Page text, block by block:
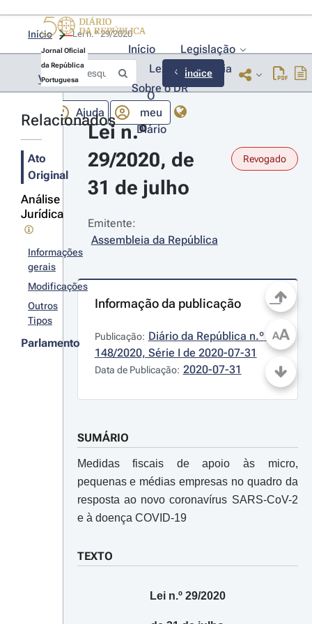
Jornal Oficial
da República
Portuguesa
Início
Legislação
Lexionário
Lia
Sobre o DR
Ajuda
O
meu
Diário
Início Lei n.º 29/2020
Voltar Índice
Relacionados
Ato
Original
Análise
Jurídica
Informações
gerais
Modificações
Outros
Tipos
Parlamento
Lei n.º
29/2020, de
31 de julho
Revogado
Emitente:
Assembleia da República
Informação da publicação
Publicação: Diário da República n.º
148/2020, Série I de 2020-07-31
Data de Publicação: 2020-07-31
SUMÁRIO
Medidas fiscais de apoio às micro,
pequenas e médias empresas no quadro da
resposta ao novo coronavírus SARS-CoV-2
e à doença COVID-19
TEXTO
Lei n.º 29/2020
AA